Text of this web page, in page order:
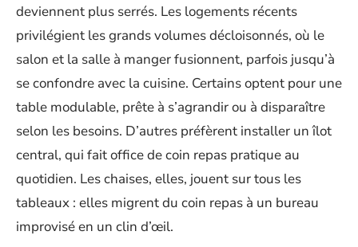
deviennent plus serrés. Les logements récents
privilégient les grands volumes décloisonnés, où le
salon et la salle à manger fusionnent, parfois jusqu’à
se confondre avec la cuisine. Certains optent pour une
table modulable, prête à s’agrandir ou à disparaître
selon les besoins. D’autres préfèrent installer un îlot
central, qui fait office de coin repas pratique au
quotidien. Les chaises, elles, jouent sur tous les
tableaux : elles migrent du coin repas à un bureau
improvisé en un clin d’œil.